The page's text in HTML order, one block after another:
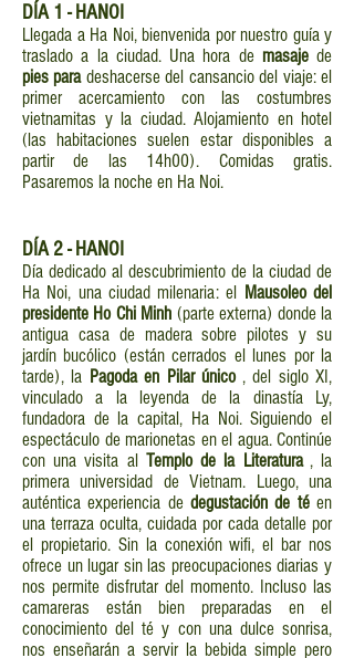
DÍA 1 - HANOI
Llegada a Ha Noi, bienvenida por nuestro guía y
traslado a la ciudad. Una hora de masajede
pies paradeshacerse del cansancio del viaje: el
primer acercamiento con las costumbres
vietnamitas y la ciudad. Alojamiento en hotel
(las habitaciones suelen estar disponibles a
partir de las 14h00). Comidas gratis.
Pasaremos la noche en Ha Noi.
DÍA 2 - HANOI
Día dedicado al descubrimiento de la ciudad de
Ha Noi, una ciudad milenaria: el Mausoleo del
presidente Ho Chi Minh (parte externa) donde la
antigua casa de madera sobre pilotes y su
jardín bucólico (están cerrados el lunes por la
tarde), la Pagoda en Pilar único, del siglo XI,
vinculado a la leyenda de la dinastía Ly,
fundadora de la capital, Ha Noi. Siguiendo el
espectáculo de marionetas en el agua. Continúe
con una visita al Templo de la Literatura, la
primera universidad de Vietnam. Luego, una
auténtica experiencia de degustación de téen
una terraza oculta, cuidada por cada detalle por
el propietario. Sin la conexión wifi, el bar nos
ofrece un lugar sin las preocupaciones diarias y
nos permite disfrutar del momento. Incluso las
camareras están bien preparadas en el
conocimiento del té y con una dulce sonrisa,
nos enseñarán a servir la bebida simple pero